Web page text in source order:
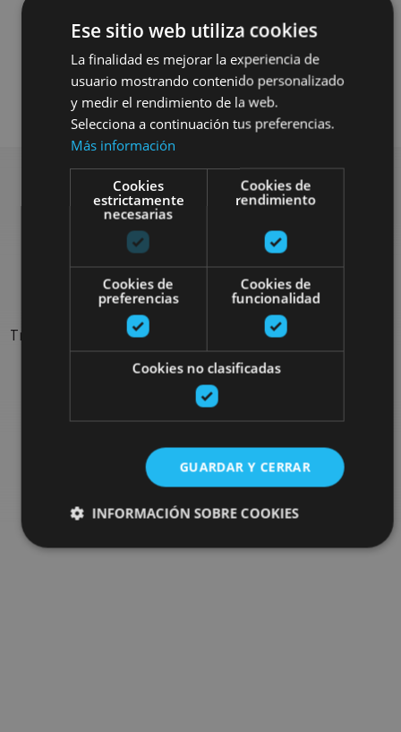
Agua
Rechercher plus de
sorties
Trouvez des sorties et des propositions pour compléter votre
séjour en Navarre : activités organisées, visites et les
évènements-phares de l'agenda
Ese sitio web utiliza cookies
La finalidad es mejorar la experiencia de
usuario mostrando contenido personalizado
y medir el rendimiento de la web.
Selecciona a continuación tus preferencias.
Más información
Cookies
estrictamente
necesarias
Cookies de
rendimiento
Cookies de
preferencias
Cookies de
funcionalidad
Cookies no clasificadas
GUARDAR Y CERRAR
INFORMACIÓN SOBRE COOKIES